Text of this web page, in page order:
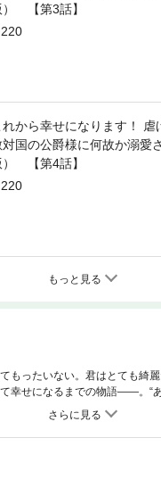
） 【第3話】
220
れから幸せになります！ 虐
対国の公爵様に何故か溺愛
） 【第4話】
220
もっと見る
てもったいない。君はとても綺
幸せになるまでの物語――。“あ
」と蔑まされ、牢の中で幼少
られ、売られた先でも忌み嫌わ
も失っていた。終戦後、自分
国の公爵・アルバートに出会う
麗な洋服とあたたかい部屋、そ